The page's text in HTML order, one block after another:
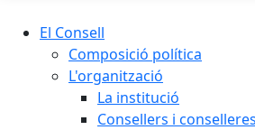
El Consell
Composició política
L'organització
La institució
Consellers i conselleres